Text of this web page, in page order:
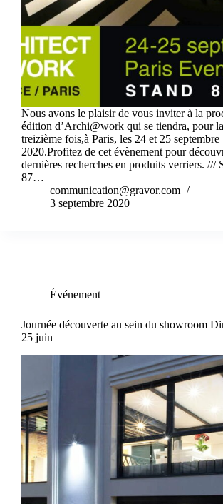
Nous avons le plaisir de vous inviter à la
édition d’Archi@work qui se tiendra, pour la
treizième fois,à Paris, les 24 et 25 septembre
2020.Profitez de cet évènement pour
dernières recherches en produits verriers. ///
87…
communication@gravor.com
3 septembre 2020
Événement
Journée découverte au sein du showroom
25 juin